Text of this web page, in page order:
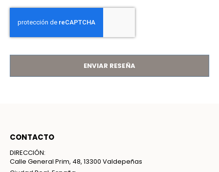
ENVIAR RESEÑA
CONTACTO
DIRECCIÓN:
Calle General Prim, 48, 13300 Valdepeñas